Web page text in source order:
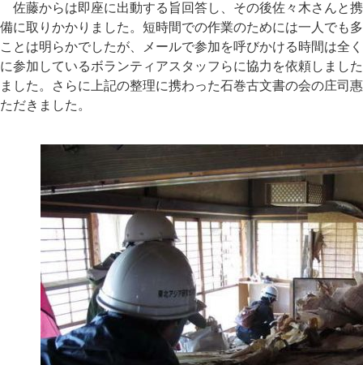
佐藤からは即座に出動する旨回答し、その後佐々木さんと
備に取りかかりました。短時間での作業のためには一人でも
ことは明らかでしたが、メールで参加を呼びかける時間は全
に参加しているボランティアスタッフらに協力を依頼しまし
ました。さらに上記の整理に携わった石巻古文書の会の庄
ただきました。